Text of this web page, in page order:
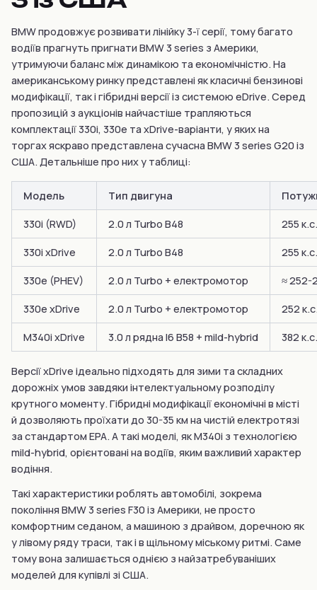
BMW продовжує розвивати лінійку 3-ї серії, тому багато
водіїв прагнуть пригнати BMW 3 series з Америки,
утримуючи баланс між динамікою та економічністю. На
американському ринку представлені як класичні бензинові
модифікації, так і гібридні версії із системою eDrive. Серед
пропозицій з аукціонів найчастіше трапляються
комплектації 330i, 330e та xDrive-варіанти, у яких на
торгах яскраво представлена сучасна BMW 3 series G20 із
США. Детальніше про них у таблиці:
Модель Тип двигуна
330i (RWD) 2.0 л Turbo B48 255 к.с.
330i xDrive 2.0 л Turbo B48 255 к.с.
330e (PHEV) 2.0 л Turbo + електромотор ≈ 252-
330e xDrive 2.0 л Turbo + електромотор 252
M340i xDrive 3.0 л рядна I6 B58 + mild-hybrid 382 к.с.
Версії xDrive ідеально підходять для зими та складних
дорожніх умов завдяки інтелектуальному розподілу
крутного моменту. Гібридні модифікації економічні в місті
й дозволяють проїхати до 30-35 км на чистій електротязі
за стандартом EPA. А такі моделі, як M340i з технологією
mild-hybrid, орієнтовані на водіїв, яким важливий характер
водіння.
Такі характеристики роблять автомобілі, зокрема
покоління BMW 3 series F30 із Америки, не просто
комфортним седаном, а машиною з драйвом, доречною як
у лівому ряду траси, так і в щільному міському ритмі. Саме
тому вона залишається однією з найзатребуваніших
моделей для купівлі зі США.